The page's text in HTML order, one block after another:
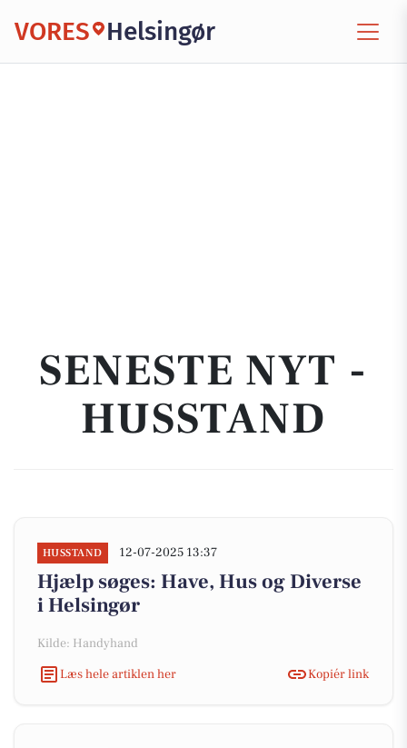
VORES Helsingør
SENESTE NYT -
HUSSTAND
HUSSTAND 12-07-2025 13:37
Hjælp søges: Have, Hus og Diverse
i Helsingør
Kilde: Handyhand
Læs hele artiklen her
Kopiér link